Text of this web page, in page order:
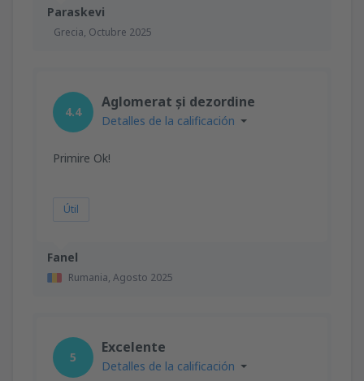
Paraskevi
Grecia, Octubre 2025
Fanel
Rumania, Agosto 2025
4.4
Aglomerat și dezordine
Detalles de la calificación
Primire Ok!
Útil
5
Excelente
Detalles de la calificación